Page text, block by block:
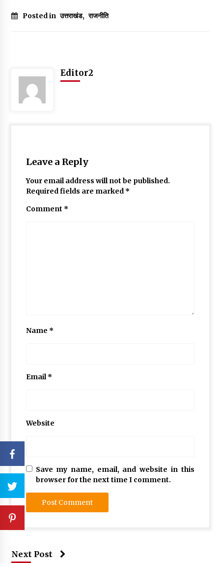
Posted in उत्तराखंड, राजनीति
Editor2
Leave a Reply
Your email address will not be published.
Required fields are marked *
Comment *
Name *
Email*
Website
Save my name, email, and website in this
browser for the next time I comment.
Next Post